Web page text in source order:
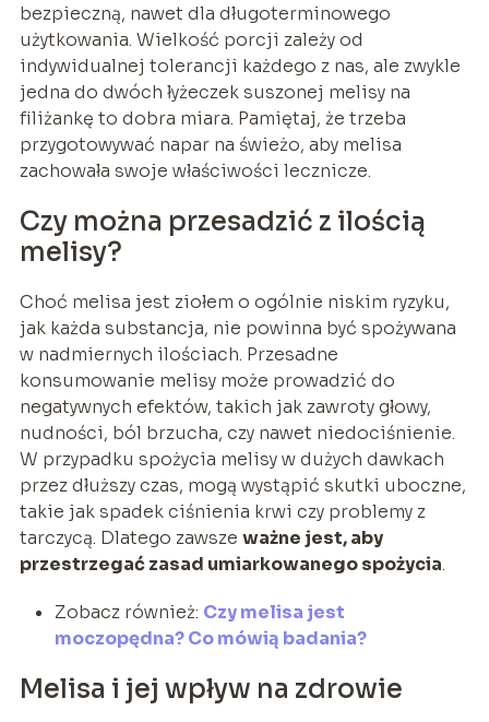
bezpieczną, nawet dla długoterminowego
użytkowania. Wielkość porcji zależy od
indywidualnej tolerancji każdego z nas, ale zwykle
jedna do dwóch łyżeczek suszonej melisy na
filiżankę to dobra miara. Pamiętaj, że trzeba
przygotowywać napar na świeżo, aby melisa
zachowała swoje właściwości lecznicze.
Czy można przesadzić z ilością
melisy?
Choć melisa jest ziołem o ogólnie niskim ryzyku,
jak każda substancja, nie powinna być spożywana
w nadmiernych ilościach. Przesadne
konsumowanie melisy może prowadzić do
negatywnych efektów, takich jak zawroty głowy,
nudności, ból brzucha, czy nawet niedociśnienie.
W przypadku spożycia melisy w dużych dawkach
przez dłuższy czas, mogą wystąpić skutki uboczne,
takie jak spadek ciśnienia krwi czy problemy z
tarczycą. Dlatego zawsze ważne jest, aby
przestrzegać zasad umiarkowanego spożycia.
Zobacz również: Czy melisa jest
moczopędna? Co mówią badania?
Melisa i jej wpływ na zdrowie